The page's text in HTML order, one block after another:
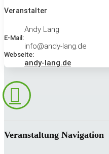
Veranstalter
Andy Lang
E-Mail:
info@andy-lang.de
Webseite:
andy-lang.de
Veranstaltung Navigation